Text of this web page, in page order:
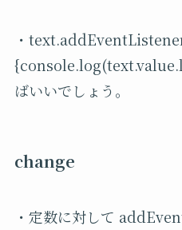
・
ばいいでしょう。
change
・定数に対して